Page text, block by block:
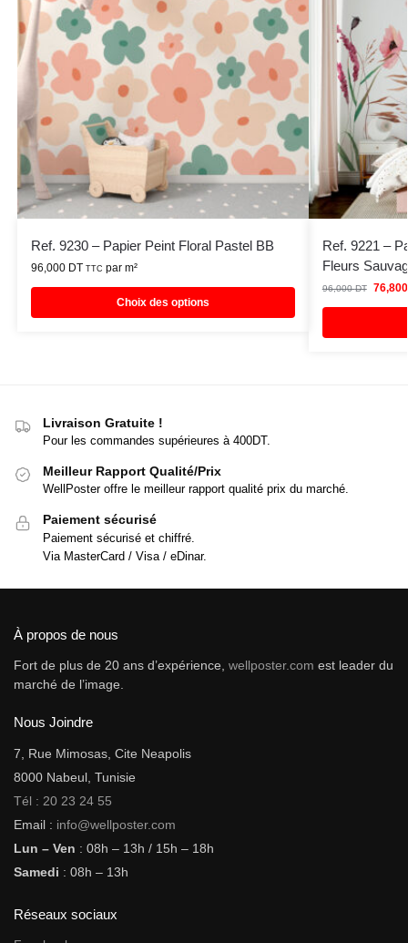
Ref. 9230 – Papier Peint Floral Pastel BB
96,000 DT TTC par m²
Choix des options
Ref. 9221 –
Fleurs
96,000DT
Livraison Gratuite !
Pour les commandes supérieures à 400DT.
Meilleur Rapport Qualité/Prix
WellPoster offre le meilleur rapport qualité prix du marché.
Paiement sécurisé
Paiement sécurisé et chiffré.
Via MasterCard / Visa / eDinar.
À propos de nous
Fort de plus de 20 ans d’expérience, wellposter.com est leader du
marché de l’image.
Nous Joindre
7, Rue Mimosas, Cite Neapolis
8000 Nabeul, Tunisie
Tél : 20 23 24 55
Email : info@wellposter.com
Lun – Ven : 08h – 13h / 15h – 18h
Samedi : 08h – 13h
Réseaux sociaux